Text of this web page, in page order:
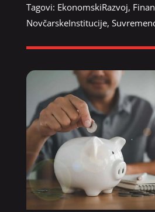
Tagovi: EkonomskiRazvoj,
NovčarskeInstitucije,